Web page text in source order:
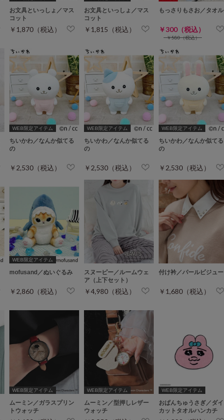
お文具といっしょ／マス
コット
￥1,870（税込）
お文具といっしょ／マス
コット
￥1,815（税込）
もっさりもさお／タオル
￥300（税込）
￥580（税込）
WEB限定アイテム
ちいかわ／なんか似てる
の
￥2,530（税込）
WEB限定アイテム
ちいかわ／なんか似てる
の
￥2,530（税込）
WEB限定アイテム
ちいかわ／なんか似てる
の
￥2,530（税込）
WEB限定アイテム
mofusand／ぬいぐるみ
￥2,860（税込）
スヌーピー／ルームウェ
ア（上下セット）
￥4,980（税込）
付け衿／パールビジュー
￥1,680（税込）
WEB限定アイテム
ムーミン／ガラスプリン
トウォッチ
WEB限定アイテム
ムーミン／型押しレザー
ウォッチ
WEB限定アイテム
おぱんちゅうさぎ／ダイ
カットタオルハンカチ